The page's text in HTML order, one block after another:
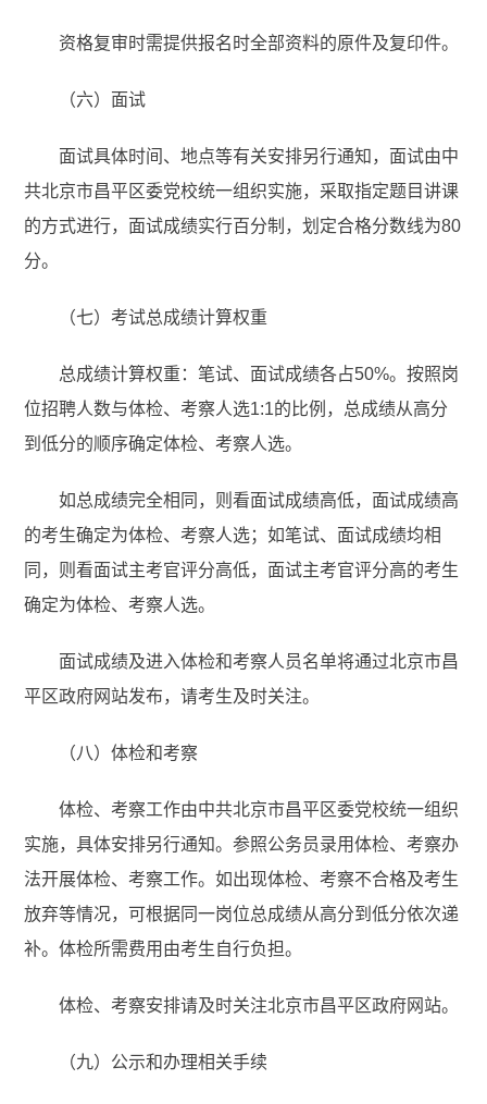
资格复审时需提供报名时全部资料的原件及复印件。
（六）面试
面试具体时间、地点等有关安排另行通知，面试由中
共北京市昌平区委党校统一组织实施，采取指定题目讲课
的方式进行，面试成绩实行百分制，划定合格分数线为80
分。
（七）考试总成绩计算权重
总成绩计算权重：笔试、面试成绩各占50%。按照岗
位招聘人数与体检、考察人选1:1的比例，总成绩从高分
到低分的顺序确定体检、考察人选。
如总成绩完全相同，则看面试成绩高低，面试成绩高
的考生确定为体检、考察人选；如笔试、面试成绩均相
同，则看面试主考官评分高低，面试主考官评分高的考生
确定为体检、考察人选。
面试成绩及进入体检和考察人员名单将通过北京市昌
平区政府网站发布，请考生及时关注。
（八）体检和考察
体检、考察工作由中共北京市昌平区委党校统一组织
实施，具体安排另行通知。参照公务员录用体检、考察办
法开展体检、考察工作。如出现体检、考察不合格及考生
放弃等情况，可根据同一岗位总成绩从高分到低分依次递
补。体检所需费用由考生自行负担。
体检、考察安排请及时关注北京市昌平区政府网站。
（九）公示和办理相关手续